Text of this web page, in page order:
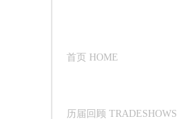
首页 HOME
历届回顾 TRADESHOWS